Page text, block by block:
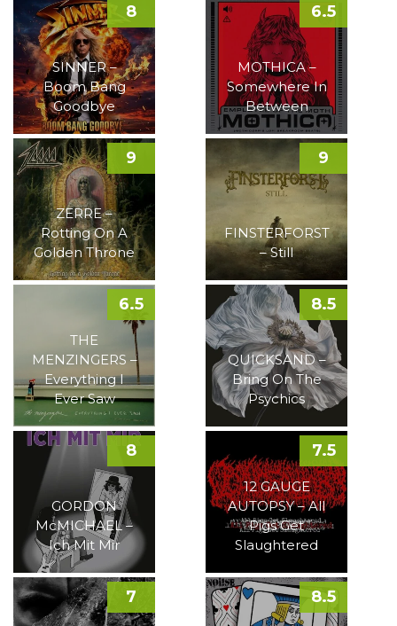
SINNER –
Boom Bang
Goodbye
8
MOTHICA –
Somewhere In
Between
6.5
ZERRE –
Rotting On A
Golden Throne
9
FINSTERFORST
– Still
9
THE
MENZINGERS –
Everything I
Ever Saw
6.5
QUICKSAND –
Bring On The
Psychics
8.5
GORDON
McMICHAEL –
Ich Mit Mir
8
12 GAUGE
AUTOPSY – All
Pigs Get
Slaughtered
7.5
7 8.5